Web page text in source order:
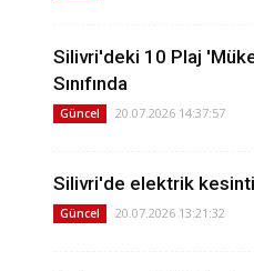
Silivri'deki 10 Plaj
Sınıfında
Güncel 20.07.2026 14:37:57
Silivri'de elektrik
Güncel 20.07.2026 13:21:32